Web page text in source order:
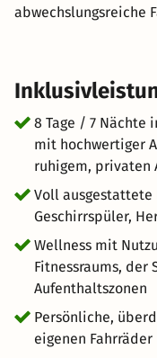
abwechslungsreiche
durch idyllische
historischen
berühmten
Fischerdörfer –
Möglichkeiten für
ausgedehnten
Insel sorgen der
für entspannte
Arrangement aktive
Wellness in ruhiger Lage
Sie die Ruhe der
Freiheit,
erkunden.
8 Tage / 7 Nächte
mit hochwertiger
ruhigem, privaten
Voll ausgestattete
Geschirrspüler,
Wellness mit
Fitnessraums, der
Aufenthaltszonen
Persönliche,
eigenen Fahrräder